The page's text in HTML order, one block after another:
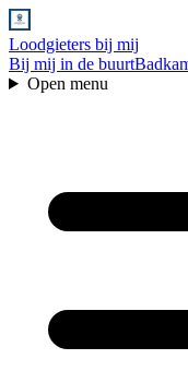
Loodgieters bij mij
Bij mij in de buurt
Open menu